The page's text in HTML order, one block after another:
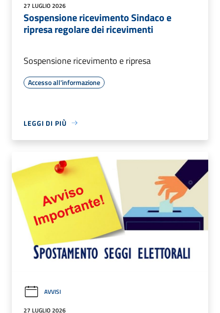
27 LUGLIO 2026
Sospensione ricevimento Sindaco e
ripresa regolare dei ricevimenti
Sospensione ricevimento e ripresa
Accesso all'informazione
LEGGI DI PIÙ
AVVISI
27 LUGLIO 2026